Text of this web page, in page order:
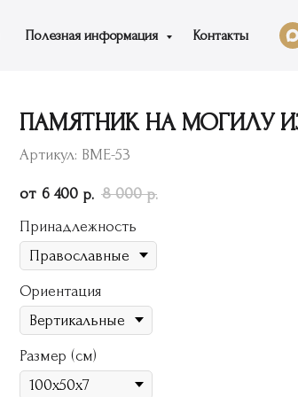
Полезная информация Контакты
ПАМЯТНИК НА МОГИЛУ
Артикул: ВМЕ-53
6 400 р. 8 000 р.
Принадлежность
Ориентация
Размер (см)